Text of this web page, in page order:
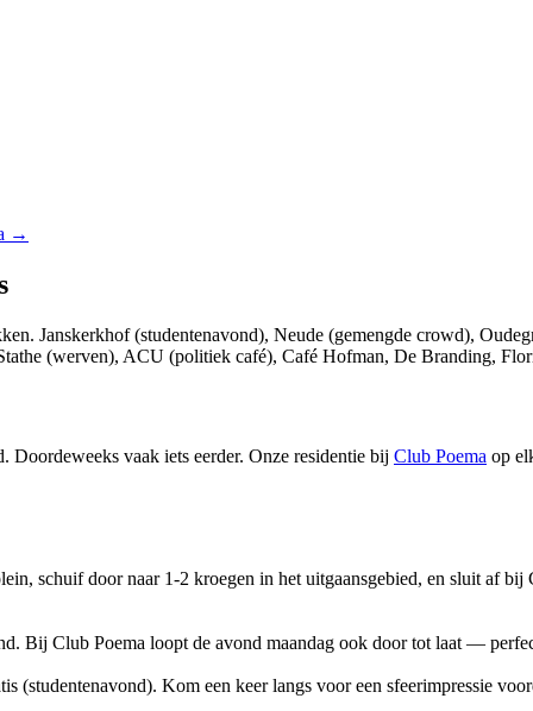
→
Janskerkhof (studentenavond), Neude (gemengde crowd),
(werven), ACU (politiek café), Café Hofman, De Branding,
vaak iets eerder. Onze residentie bij Club Poema op
schuif door naar 1-2 kroegen in het uitgaansgebied, en sluit af
Bij Club Poema loopt de avond maandag ook door tot laat —
Kom een keer langs voor een sfeerimpressie